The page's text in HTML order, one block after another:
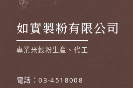
如實製粉有限公司
專業米穀粉生產、代工
電話：03-4518008